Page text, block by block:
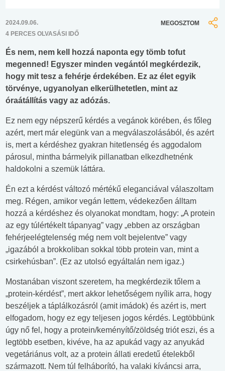
2024.09.06.
4 PERCES OLVASÁSI IDŐ
MEGOSZTOM
És nem, nem kell hozzá naponta egy tömb tofut
megenned! Egyszer minden vegántól megkérdezik,
hogy mit tesz a fehérje érdekében. Ez az élet egyik
törvénye, ugyanolyan elkerülhetetlen, mint az
óraátállítás vagy az adózás.
Ez nem egy népszerű kérdés a vegánok körében, és főleg
azért, mert már elegünk van a megválaszolásából, és azért
is, mert a kérdéshez gyakran hitetlenség és aggodalom
párosul, mintha bármelyik pillanatban elkezdhetnénk
haldokolni a szemük láttára.
Én ezt a kérdést változó mértékű eleganciával válaszoltam
meg. Régen, amikor vegán lettem, védekezően álltam
hozzá a kérdéshez és olyanokat mondtam, hogy: „A protein
az egy túlértékelt tápanyag” vagy „ebben az országban
fehérjeelégtelenség még nem volt bejelentve” vagy
„igazából a brokkoliban sokkal több protein van, mint a
csirkehúsban”. (Ez az utolsó egyáltalán nem igaz.)
Mostanában viszont szeretem, ha megkérdezik tőlem a
„protein-kérdést”, mert akkor lehetőségem nyílik arra, hogy
beszéljek a táplálkozásról (amit imádok) és azért is, mert
elfogadom, hogy ez egy teljesen jogos kérdés. Legtöbbünk
úgy nő fel, hogy a protein/keményítő/zöldség triót eszi, és a
legtöbb esetben, kivéve, ha az apukád vagy az anyukád
vegetáriánus volt, az a protein állati eredetű ételekből
származott. Nem túl felháborító, ha valaki kíváncsi arra,